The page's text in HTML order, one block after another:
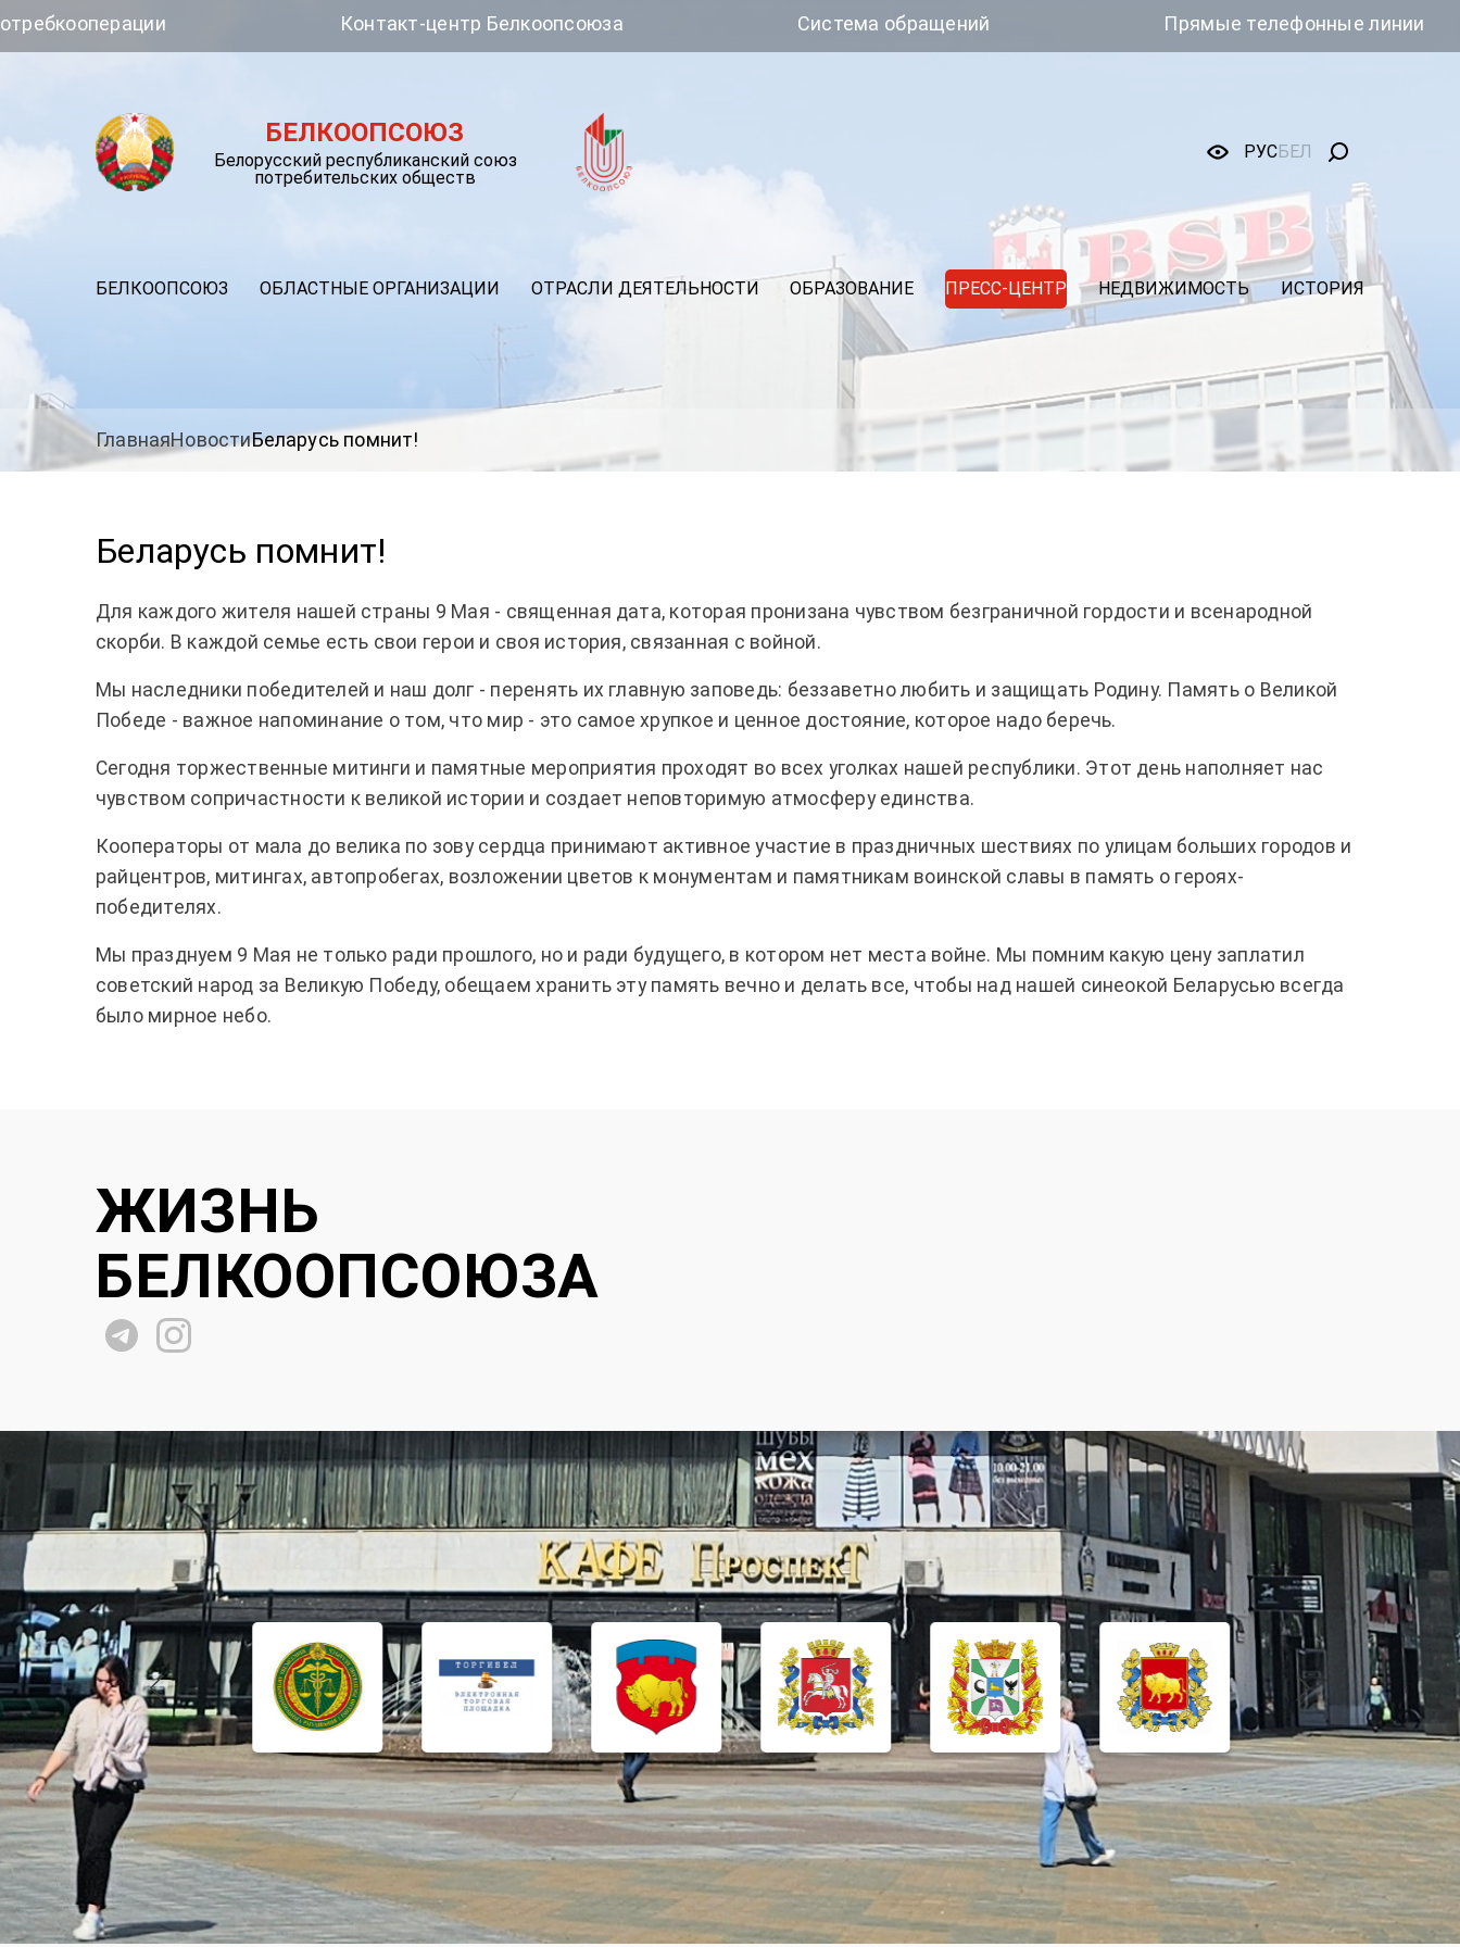
Контакт-центр Белкоопсоюза Система обращений Прямые телефонные линии
БЕЛКООПСОЮЗ
Белорусский республиканский союз
потребительских обществ
РУСБЕЛ
БЕЛКООПСОЮЗ ОБЛАСТНЫЕ ОРГАНИЗАЦИИ ОТРАСЛИ ДЕЯТЕЛЬНОСТИ ОБРАЗОВАНИЕ ПРЕСС-ЦЕНТР НЕДВИЖИМОСТЬ ИСТОРИЯ
ГлавнаяНовостиБеларусь помнит!
Беларусь помнит!
Для каждого жителя нашей страны 9 Мая - священная дата, которая пронизана чувством безграничной гордости и всенародной
скорби. В каждой семье есть свои герои и своя история, связанная с войной.
Мы наследники победителей и наш долг - перенять их главную заповедь: беззаветно любить и защищать Родину. Память о Великой
Победе - важное напоминание о том, что мир - это самое хрупкое и ценное достояние, которое надо беречь.
Сегодня торжественные митинги и памятные мероприятия проходят во всех уголках нашей республики. Этот день наполняет нас
чувством сопричастности к великой истории и создает неповторимую атмосферу единства.
Кооператоры от мала до велика по зову сердца принимают активное участие в праздничных шествиях по улицам больших городов и
райцентров, митингах, автопробегах, возложении цветов к монументам и памятникам воинской славы в память о героях-
победителях.
Мы празднуем 9 Мая не только ради прошлого, но и ради будущего, в котором нет места войне. Мы помним какую цену заплатил
советский народ за Великую Победу, обещаем хранить эту память вечно и делать все, чтобы над нашей синеокой Беларусью всегда
было мирное небо.
ЖИЗНЬ
БЕЛКООПСОЮЗА